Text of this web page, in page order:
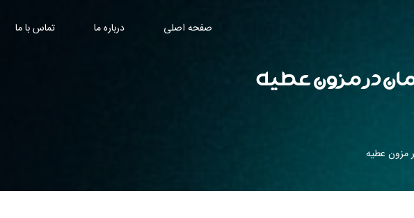
صفحه اصلی درباره ما تماس با ما